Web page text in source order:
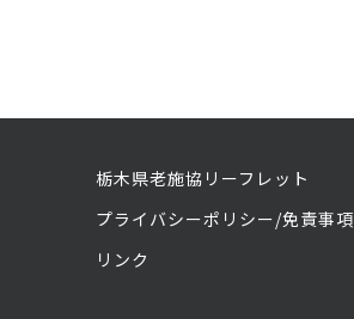
栃木県老施協リーフレット
プライバシーポリシー/免責事項
リンク